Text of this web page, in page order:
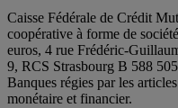
Caisse Fédérale de Crédit
coopérative à forme de
euros, 4 rue Frédéric-
9, RCS Strasbourg B 588
Banques régies par les
monétaire et financier.